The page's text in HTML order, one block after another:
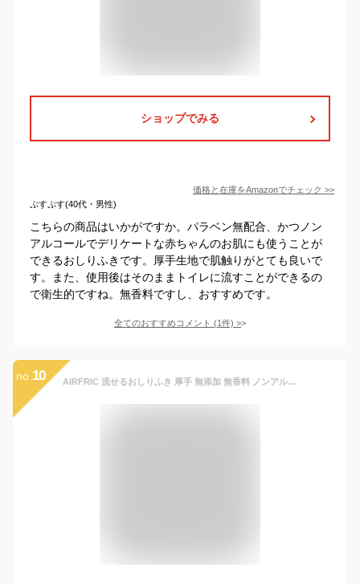
ショップでみる
価格と在庫をAmazonでチェック >>
ぷすぷす(40代・男性)
こちらの商品はいかがですか。パラベン無配合、かつノン
アルコールでデリケートな赤ちゃんのお肌にも使うことが
できるおしりふきです。厚手生地で肌触りがとても良いで
す。また、使用後はそのままトイレに流すことができるの
で衛生的ですね。無香料ですし、おすすめです。
全てのおすすめコメント (1件) >
no. 10 AIRFRIC 流せるおしりふき 厚手 無添加 無香料 ノンアルコール エンボス加工 蓋つき 流せる 大判 純水 99.99％ 新生児 赤ちゃん ベビー 極厚 出産準備 出産祝い 大容量 まとめ買い お尻拭き Atsude シリーズ 60枚×10個セット WT005